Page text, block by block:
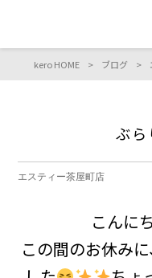
kero HOME > ブログ >
ぶら
エスティー茶屋町店
こんに
この間のお休みに